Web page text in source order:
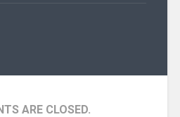
ARE CLOSED.